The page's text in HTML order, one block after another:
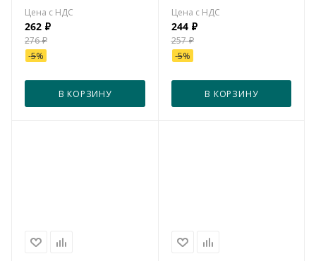
262 ₽
276₽
-5%
В КОРЗИНУ
244₽
257₽
-5%
В КОРЗИНУ